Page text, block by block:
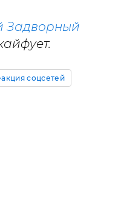
Задворный
соцсетей